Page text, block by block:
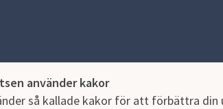
använder kakor
så kallade kakor för att förbättra din